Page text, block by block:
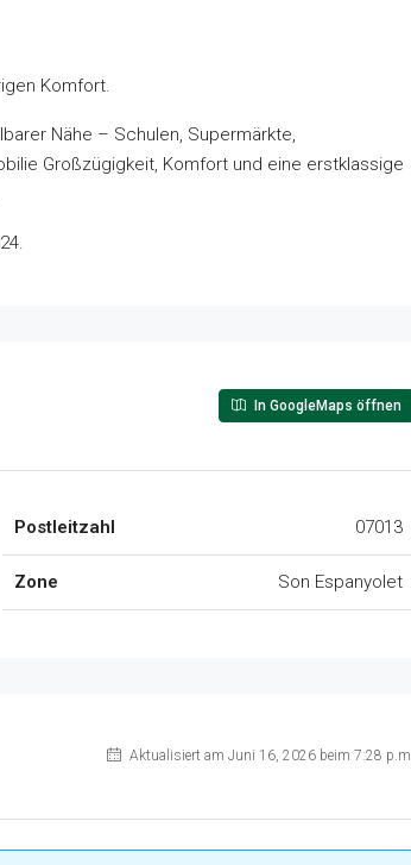
Komfort.
Nähe – Schulen, Supermärkte,
Großzügigkeit, Komfort und eine erstklassige
In GoogleMaps öffnen
Postleitzahl 07013
Zone Son Espanyolet
Aktualisiert am Juni 16, 2026 beim 7:28 p.m.